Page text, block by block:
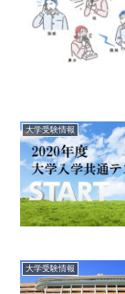
大学受験情報
大学受験情報